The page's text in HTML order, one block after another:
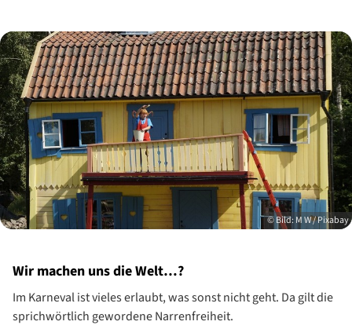
© Bild: M W / Pixabay
Wir machen uns die Welt…?
Im Karneval ist vieles erlaubt, was sonst nicht geht. Da gilt die
sprichwörtlich gewordene Narrenfreiheit.